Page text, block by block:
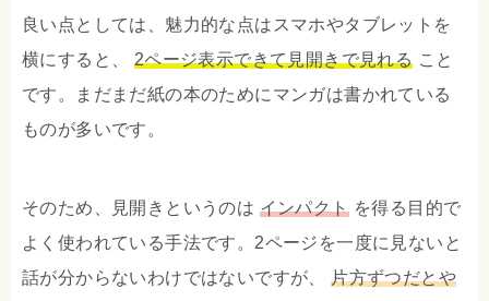
良い点としては、魅力的な点はスマホやタブレットを
横にすると、 2ページ表示できて見開きで見れる こと
です。まだまだ紙の本のためにマンガは書かれている
ものが多いです。
そのため、見開きというのは インパクトを得る目的で
よく使われている手法です。2ページを一度に見ないと
話が分からないわけではないですが、片方ずつだとや